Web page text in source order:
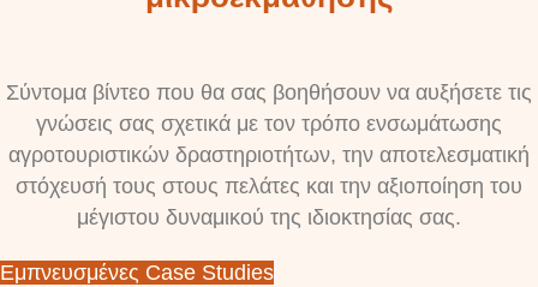
Σύντομα βίντεο που θα σας βοηθήσουν να αυξήσετε τις
γνώσεις σας σχετικά με τον τρόπο ενσωμάτωσης
αγροτουριστικών δραστηριοτήτων, την αποτελεσματική
στόχευσή τους στους πελάτες και την αξιοποίηση του
μέγιστου δυναμικού της ιδιοκτησίας σας.
Εμπνευσμένες Case Studies